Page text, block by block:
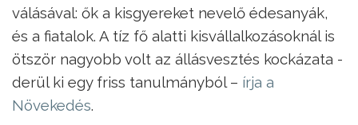
válásával: ők a kisgyereket nevelő édesanyák,
és a fiatalok. A tíz fő alatti kisvállalkozásoknál is
ötször nagyobb volt az állásvesztés kockázata -
derül ki egy friss tanulmányból – írja a
Növekedés.